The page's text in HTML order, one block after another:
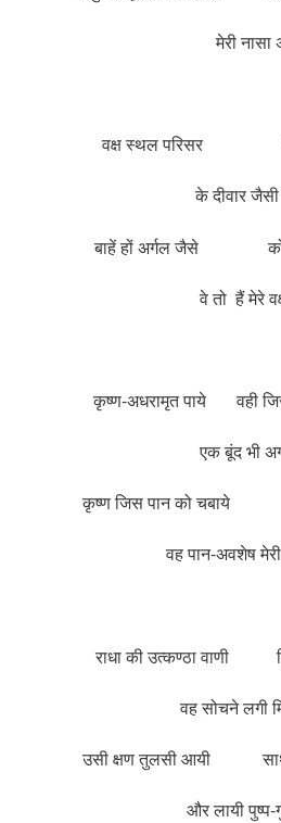
मेरी नासा
वक्ष स्थल परिसर
के दीवार जैसी
बाहें हों अर्गलजैसे कोती-
वे तो हैं मेरे वक्ष
कृष्ण-अधरामृत पाये वही
एक बूंद भी अगर
कृष्ण जिस पान को चबाये
वह पान-अवशेष मेरी
राधा की उत्कण्ठा वाणी
वह सोचने लगी
उसी क्षण तुलसी आयी साथ
और लायी पुष्प-